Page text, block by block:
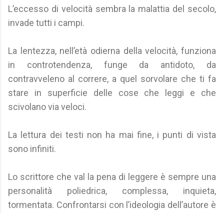
L’eccesso di velocità sembra la malattia del secolo,
invade tutti i campi.
La lentezza, nell’età odierna della velocità, funziona
in controtendenza, funge da antidoto, da
contravveleno al correre, a quel sorvolare che ti fa
stare in superficie delle cose che leggi e che
scivolano via veloci.
La lettura dei testi non ha mai fine, i punti di vista
sono infiniti.
Lo scrittore che val la pena di leggere è sempre una
personalità poliedrica, complessa, inquieta,
tormentata. Confrontarsi con l’ideologia dell’autore è